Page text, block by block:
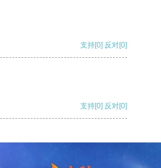
支持[0] 反对[0]
支持[0] 反对[0]